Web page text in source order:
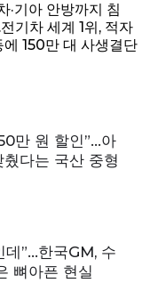
·기아 안방까지 침
기차 세계 1위, 적자
에 150만 대 사생결단
만 원 할인”…아
다는 국산 중형
데”…한국GM, 수
뼈아픈 현실